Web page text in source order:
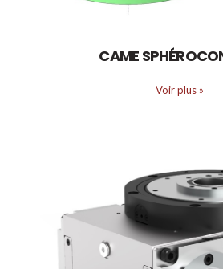
CAME
Voir plus »